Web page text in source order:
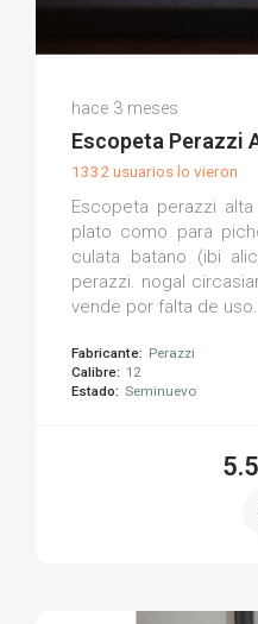
hace 3 meses
Escopeta Perazzi
1332 usuarios lo vieron
Escopeta perazzi
plato como para
culata batano (ibi
perazzi. nogal
vende por falta de uso.
Fabricante: Perazzi
Calibre: 12
Estado: Seminuevo